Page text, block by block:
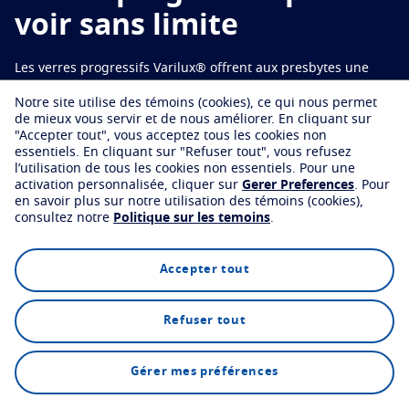
Protéger
Transitions Verres intelligents qui s'adaptent à la lumière
Verres solaires Vision et style
Blue UV Matériaux filtrants dans les verres du quoitidien
Optimiser
Crizal Verres antireflets
Découvrez nos autres marques
Trouver un bureau
Votre vision au quotidien
La vue selon l'age
Voir tous nos articles
Trouver un bureau
voir sans limite
Les verres progressifs Varilux® offrent aux presbytes une
fluide entre vision de près et de loin.
Trouver un bureau
ExplorerTechnologie
Notre site utilise des témoins (cookies), ce qui nous permet
de mieux vous servir et de nous améliorer. En cliquant sur
"Accepter tout", vous acceptez tous les cookies non
essentiels. En cliquant sur "Refuser tout", vous refusez
l’utilisation de tous les cookies non essentiels. Pour une
activation personnalisée, cliquer sur Gerer Preferences. Pour
en savoir plus sur notre utilisation des témoins (cookies),
consultez notre Politique sur les temoins.
Accepter tout
Refuser tout
Gérer mes préférences